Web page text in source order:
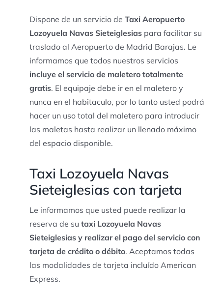
Dispone de un servicio de Taxi Aeropuerto
Lozoyuela Navas Sieteiglesiaspara facilitar su
traslado al Aeropuerto de Madrid Barajas. Le
informamos que todos nuestros servicios
incluye el servicio de maletero totalmente
gratis. El equipaje debe ir en el maletero y
nunca en el habitaculo, por lo tanto usted podrá
hacer un uso total del maletero para introducir
las maletas hasta realizar un llenado máximo
del espacio disponible.
Taxi Lozoyuela Navas
Sieteiglesias con tarjeta
Le informamos que usted puede realizar la
reserva de su taxi Lozoyuela Navas
Sieteiglesias y realizar el pago del servicio con
tarjeta de crédito o débito. Aceptamos todas
las modalidades de tarjeta incluído American
Express.